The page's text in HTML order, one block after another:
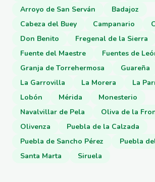
Arroyo de San Serván
Badajoz
Cabeza del Buey
Campanario
Don Benito
Fregenal de la Sierra
Fuente del Maestre
Fuentes de
Granja de Torrehermosa
Guareña
La Garrovilla
La Morera La
Lobón
Mérida
Monesterio
Navalvillar de Pela
Oliva de la
Olivenza
Puebla de la Calzada
Puebla de Sancho Pérez
Puebla
Santa Marta
Siruela